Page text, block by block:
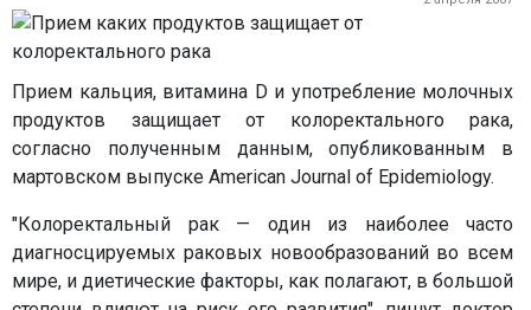
Прием кальция, витамина D и употребление молочных
продуктов защищает от колоректального рака,
согласно полученным данным, опубликованным в
мартовском выпуске American Journal of Epidemiology.
"Колоректальный рак — один из наиболее часто
диагносцируемых раковых новообразований во всем
мире, и диетические факторы, как полагают, в большой